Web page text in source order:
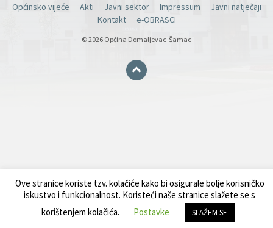
Općinsko vijeće
Akti Javni sektor Impressum
Javni natječaji
Kontakt
e-OBRASCI
© 2026 Općina Domaljevac-Šamac
Ove stranice koriste tzv. kolačiće kako bi osigurale bolje korisničko
iskustvo i funkcionalnost. Koristeći naše stranice slažete se s
korištenjem kolačića.
Postavke SLAŽEM SE